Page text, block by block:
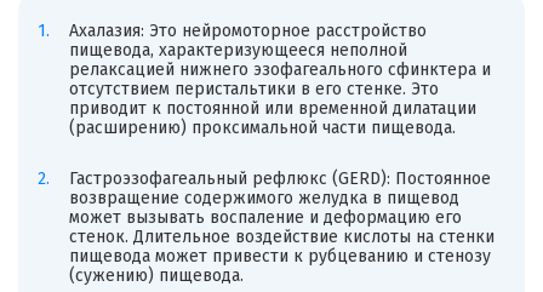
Ахалазия: Это нейромоторное расстройство
пищевода, характеризующееся неполной
релаксацией нижнего эзофагеального сфинктера и
отсутствием перистальтики в его стенке. Это
приводит к постоянной или временной дилатации
(расширению) проксимальной части пищевода.
Гастроэзофагеальный рефлюкс (GERD): Постоянное
возвращение содержимого желудка в пищевод
может вызывать воспаление и деформацию его
стенок. Длительное воздействие кислоты на стенки
пищевода может привести к рубцеванию и стенозу
(сужению) пищевода.